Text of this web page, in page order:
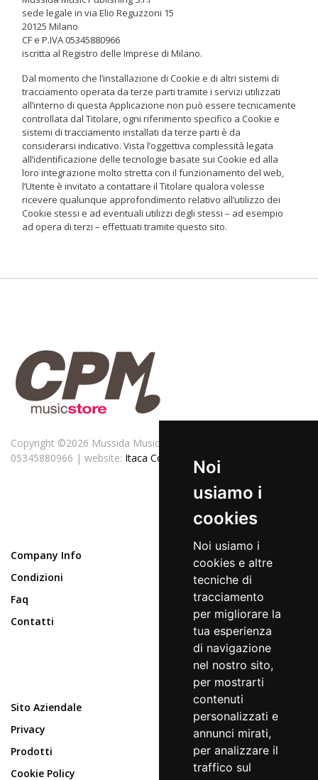
Noi
usiamo i
cookies
Noi usiamo i
cookies e altre
tecniche di
tracciamento
per migliorare la
tua esperienza
di navigazione
nel nostro sito,
per mostrarti
contenuti
personalizzati e
annunci mirati,
per analizzare il
traffico sul
sede legale in via Elio Reguzzoni 15
20125 Milano
CF e P.IVA 05345880966
iscritta al Registro delle Imprese di Milano.
Dal momento che l’installazione di Cookie e di altri sistemi di
tracciamento operata da terze parti tramite i servizi utilizzati
all’interno di questa Applicazione non può essere tecnicamente
controllata dal Titolare, ogni riferimento specifico a Cookie e
sistemi di tracciamento installati da terze parti è da
considerarsi indicativo. Vista l’oggettiva complessità legata
all’identificazione delle tecnologie basate sui Cookie ed alla
loro integrazione molto stretta con il funzionamento del web,
l’Utente è invitato a contattare il Titolare qualora volesse
ricevere qualunque approfondimento relativo all’utilizzo dei
Cookie stessi e ad eventuali utilizzi degli stessi – ad esempio
ad opera di terzi – effettuati tramite questo sito.
Copyright ©2026 Mussida Music Publishing srl - P.IVA
05345880966 | website: Itaca Consulting
Company Info
Condizioni
Faq
Contatti
Sito Aziendale
Privacy
Prodotti
Cookie Policy